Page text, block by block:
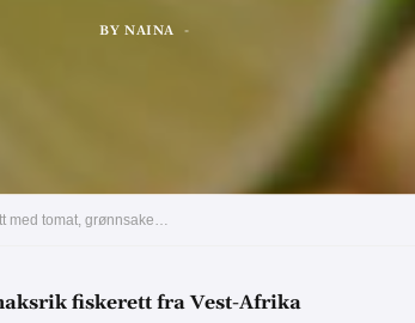
BY NAINA
Autentisk senegalesisk Thieboudienne – en næringsrik og smaksrik fiskerett med tomat, grønnsaker og krydder
fiskerett fra Vest-Afrika